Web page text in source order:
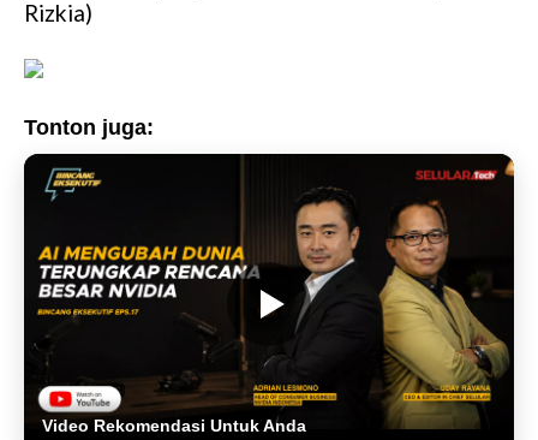
Rizkia)
Tonton juga:
Video Rekomendasi Untuk Anda